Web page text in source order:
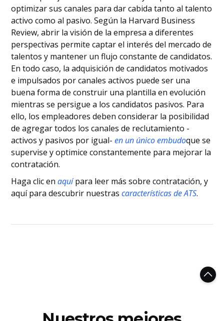
optimizar sus canales para dar cabida tanto al talento
activo como al pasivo. Según la Harvard Business
Review, abrir la visión de la empresa a diferentes
perspectivas permite captar el interés del mercado de
talentos y mantener un flujo constante de candidatos.
En todo caso, la adquisición de candidatos motivados
e impulsados por canales activos puede ser una
buena forma de construir una plantilla en evolución
mientras se persigue a los candidatos pasivos. Para
ello, los empleadores deben considerar la posibilidad
de agregar todos los canales de reclutamiento -
activos y pasivos por igual- en un único embudoque se
supervise y optimice constantemente para mejorar la
contratación.
Haga clic enaquípara leer más sobre contratación, y
aquí para descubrir nuestrascaracterísticas de ATS.